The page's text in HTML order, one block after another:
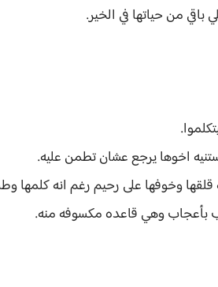
من حياتها في الخير.
اخوها يرجع عشان تطمن عليه.
وخوفها على رحيم رغم انه كلمها
بأعجاب وهي قاعده مكسوفه منه.